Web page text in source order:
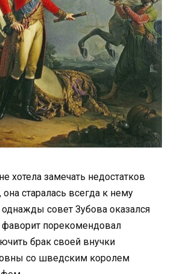
хотела замечать недостатков
она старалась всегда к нему
совет Зубова оказался
порекомендовал
брак своей внучки
со шведским королем